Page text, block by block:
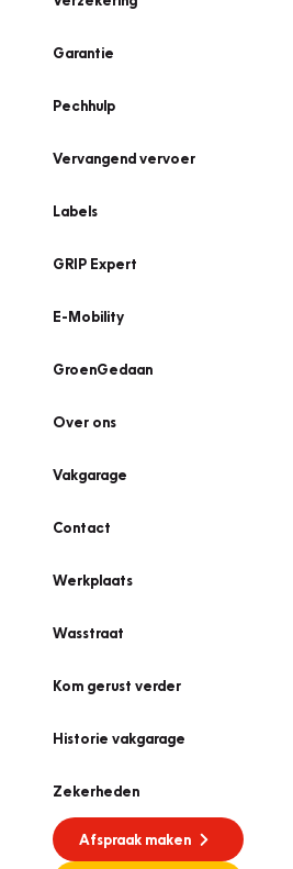
Garantie
Pechhulp
Vervangend vervoer
Labels
GRIP Expert
E-Mobility
GroenGedaan
Over ons
Vakgarage
Contact
Werkplaats
Wasstraat
Kom gerust verder
Historie vakgarage
Zekerheden
Afspraak maken